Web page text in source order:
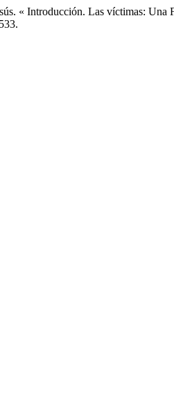
« Introducción. Las víctimas: Una